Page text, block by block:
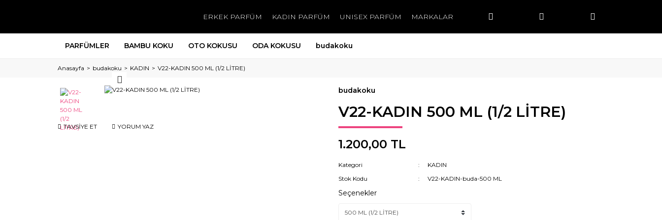
ERKEK PARFÜM KADIN PARFÜM UNISEX PARFÜM MARKALAR
PARFÜMLER BAMBU KOKU OTO KOKUSU ODA KOKUSU budakoku
Anasayfa budakoku KADIN V22-KADIN 500 ML (1/2 LİTRE)
TAVSİYE ET YORUM YAZ
budakoku
V22-KADIN 500 ML (1/2 LİTRE)
1.200,00 TL
Kategori
KADIN
Stok Kodu
V22-KADIN-buda-500 ML
Seçenekler